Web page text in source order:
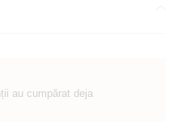
au cumpărat deja